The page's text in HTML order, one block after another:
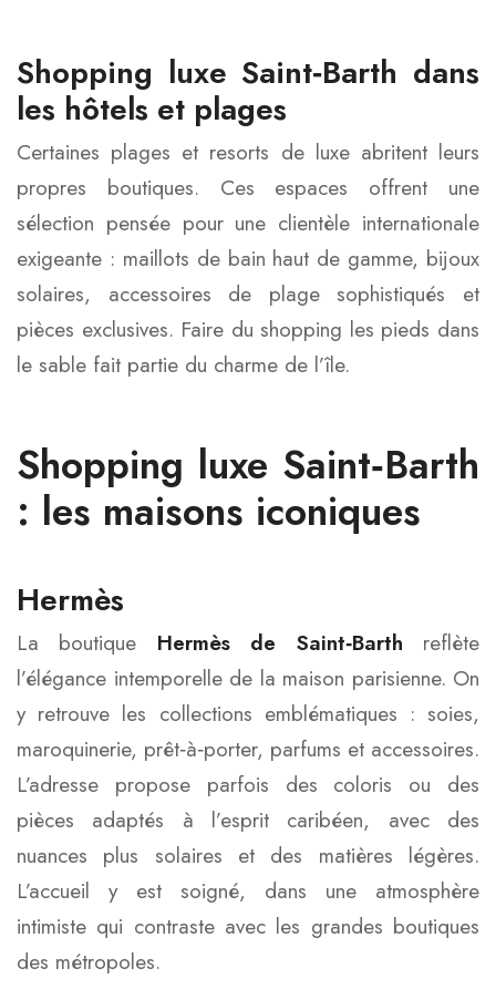
Shopping luxe Saint‑Barth dans
les hôtels et plages
Certaines plages et resorts de luxe abritent leurs
propres boutiques. Ces espaces offrent une
sélection pensée pour une clientèle internationale
exigeante : maillots de bain haut de gamme, bijoux
solaires, accessoires de plage sophistiqués et
pièces exclusives. Faire du shopping les pieds dans
le sable fait partie du charme de l’île.
Shopping luxe Saint‑Barth
: les maisons iconiques
Hermès
La boutique Hermès de Saint‑Barth reflète
l’élégance intemporelle de la maison parisienne. On
y retrouve les collections emblématiques : soies,
maroquinerie, prêt‑à‑porter, parfums et accessoires.
L’adresse propose parfois des coloris ou des
pièces adaptés à l’esprit caribéen, avec des
nuances plus solaires et des matières légères.
L’accueil y est soigné, dans une atmosphère
intimiste qui contraste avec les grandes boutiques
des métropoles.